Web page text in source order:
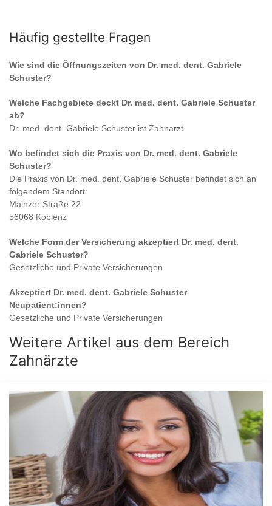
Häufig gestellte Fragen
Wie sind die Öffnungszeiten von Dr. med. dent. Gabriele
Schuster?
Welche Fachgebiete deckt Dr. med. dent. Gabriele Schuster
ab?
Dr. med. dent. Gabriele Schuster ist Zahnarzt
Wo befindet sich die Praxis von Dr. med. dent. Gabriele
Schuster?
Die Praxis von Dr. med. dent. Gabriele Schuster befindet sich an
folgendem Standort:
Mainzer Straße 22
56068 Koblenz
Welche Form der Versicherung akzeptiert Dr. med. dent.
Gabriele Schuster?
Gesetzliche und Private Versicherungen
Akzeptiert Dr. med. dent. Gabriele Schuster
Neupatient:innen?
Gesetzliche und Private Versicherungen
Weitere Artikel aus dem Bereich
Zahnärzte